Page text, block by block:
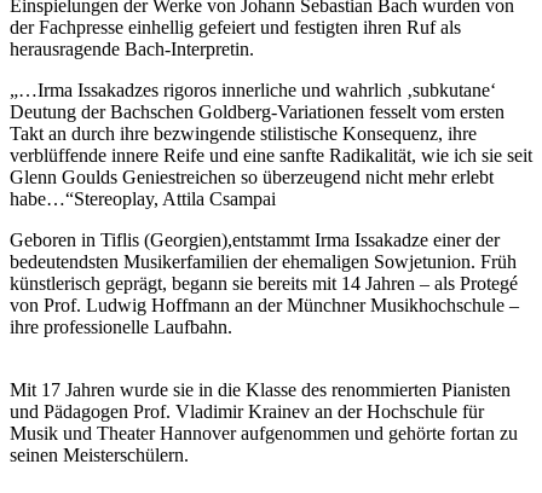
Einspielungen der Werke von Johann Sebastian Bach wurden von
der Fachpresse einhellig gefeiert und festigten ihren Ruf als
herausragende Bach-Interpretin.
„…Irma Issakadzes rigoros innerliche und wahrlich ‚subkutane‘
Deutung der Bachschen Goldberg-Variationen fesselt vom ersten
Takt an durch ihre bezwingende stilistische Konsequenz, ihre
verblüffende innere Reife und eine sanfte Radikalität, wie ich sie seit
Glenn Goulds Geniestreichen so überzeugend nicht mehr erlebt
habe…“Stereoplay, Attila Csampai
Geboren in Tiflis (Georgien),entstammt Irma Issakadze einer der
bedeutendsten Musikerfamilien der ehemaligen Sowjetunion. Früh
künstlerisch geprägt, begann sie bereits mit 14 Jahren – als Protegé
von Prof. Ludwig Hoffmann an der Münchner Musikhochschule –
ihre professionelle Laufbahn.
Mit 17 Jahren wurde sie in die Klasse des renommierten Pianisten
und Pädagogen Prof. Vladimir Krainev an der Hochschule für
Musik und Theater Hannover aufgenommen und gehörte fortan zu
seinen Meisterschülern.